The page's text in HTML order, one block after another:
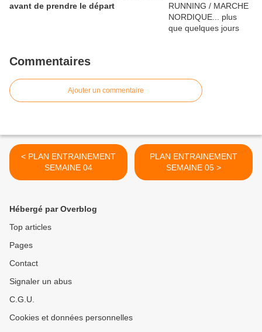
avant de prendre le départ
Commentaires
Ajouter un commentaire
< PLAN ENTRAINEMENT
SEMAINE 04
PLAN ENTRAINEMENT
SEMAINE 05 >
Hébergé par Overblog
Top articles
Pages
Contact
Signaler un abus
C.G.U.
Cookies et données personnelles